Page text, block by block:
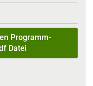
Programm-
Datei